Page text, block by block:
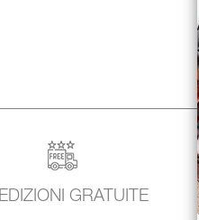
GRATUITE